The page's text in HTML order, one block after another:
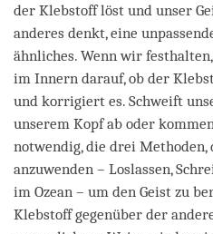
der Klebstoff löst und unser
anderes denkt, eine
ähnliches. Wenn wir
im Innern darauf, ob der
und korrigiert es. Schweift
unserem Kopf ab oder
notwendig, die drei
anzuwenden – Loslassen,
im Ozean – um den Geist zu
Klebstoff gegenüber der